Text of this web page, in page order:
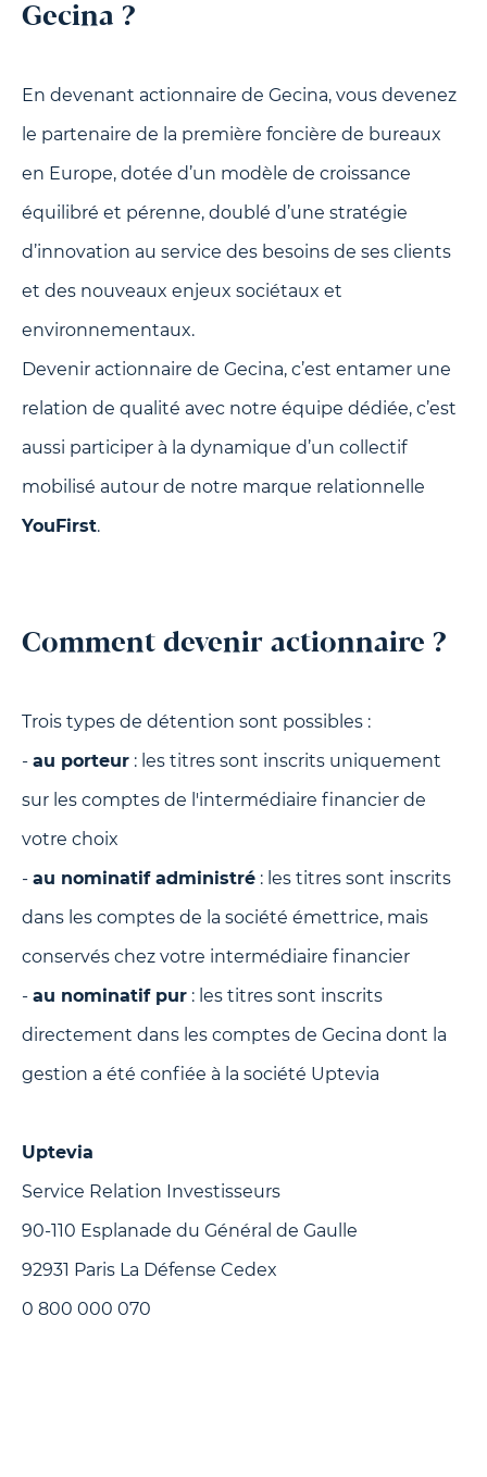
Gecina ?
En devenant actionnaire de Gecina, vous devenez
le partenaire de la première foncière de bureaux
en Europe, dotée d’un modèle de croissance
équilibré et pérenne, doublé d’une stratégie
d’innovation au service des besoins de ses clients
et des nouveaux enjeux sociétaux et
environnementaux.
Devenir actionnaire de Gecina, c’est entamer une
relation de qualité avec notre équipe dédiée, c’est
aussi participer à la dynamique d’un collectif
mobilisé autour de notre marque relationnelle
YouFirst.
Comment devenir actionnaire ?
Trois types de détention sont possibles :
- au porteur : les titres sont inscrits uniquement
sur les comptes de l'intermédiaire financier de
votre choix
- au nominatif administré : les titres sont inscrits
dans les comptes de la société émettrice, mais
conservés chez votre intermédiaire financier
- au nominatif pur : les titres sont inscrits
directement dans les comptes de Gecina dont la
gestion a été confiée à la société Uptevia
Uptevia
Service Relation Investisseurs
90-110 Esplanade du Général de Gaulle
92931 Paris La Défense Cedex
0 800 000 070